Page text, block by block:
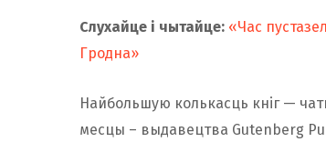
Слухайце і чытайце: «Час
Гродна»
Найбольшую колькасць кніг —
месцы – выдавецтва Gutenberg